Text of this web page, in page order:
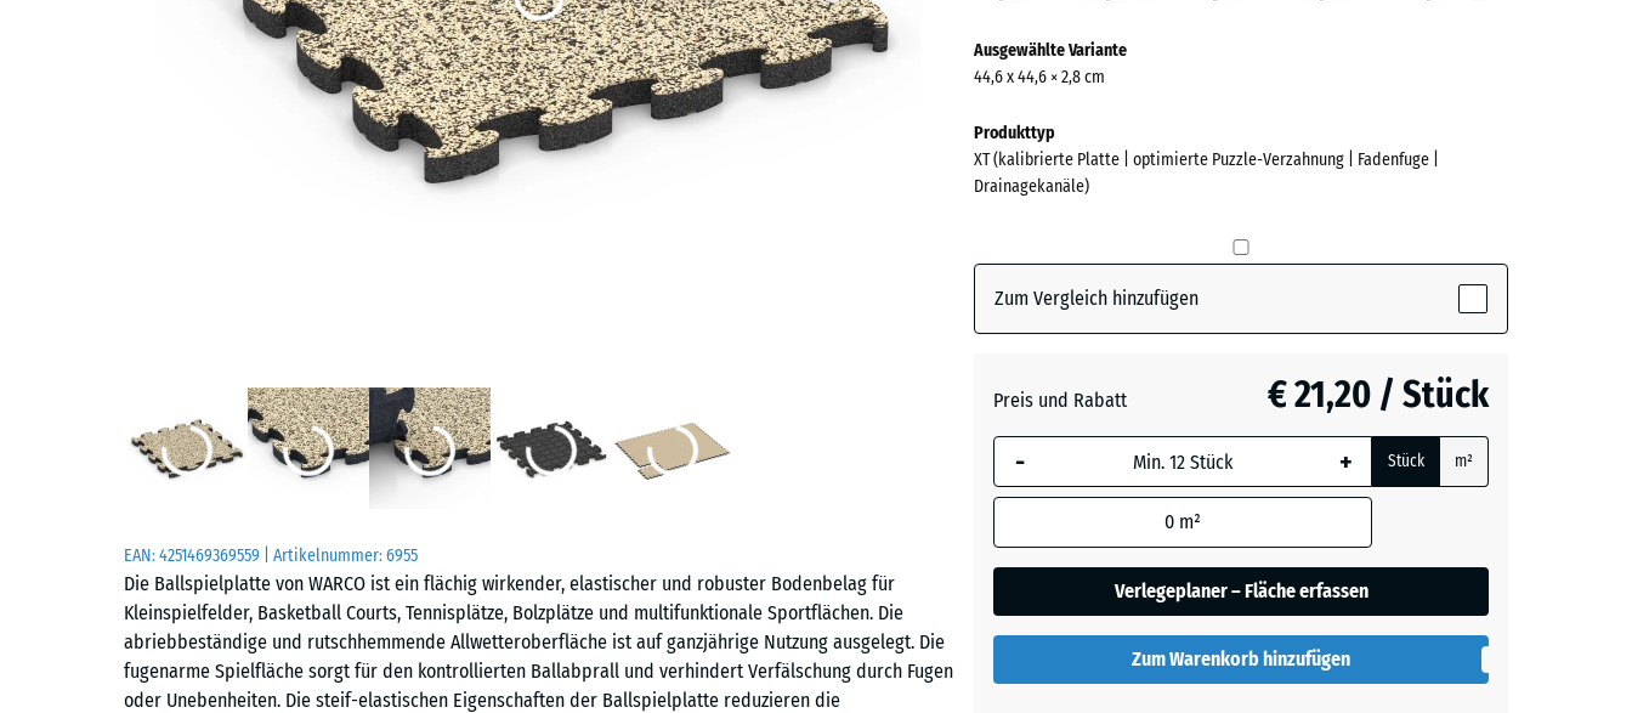
EAN:4251469369559 | Artikelnummer:6955
Die Ballspielplatte von WARCO ist ein flächig wirkender, elastischer und robuster Bodenbelag für
Kleinspielfelder, Basketball Courts, Tennisplätze, Bolzplätze und multifunktionale Sportflächen. Die
abriebbeständige und rutschhemmende Allwetteroberfläche ist auf ganzjährige Nutzung ausgelegt. Die
fugenarme Spielfläche sorgt für den kontrollierten Ballabprall und verhindert Verfälschung durch Fugen
oder Unebenheiten. Die steif-elastischen Eigenschaften der Ballspielplatte reduzieren die
Informationen
zu
Farben?
Farbpalette
(active)
Granit
Englischer
Feuersglut
Ausgewählte Variante
44,6 x 44,6 × 2,8 cm
Produkttyp
XT (kalibrierte Platte | optimierte Puzzle-Verzahnung | Fadenfuge |
Drainagekanäle)
Zum Vergleich hinzufügen
Preis und Rabatt € 21,20 / Stück
- + Stück m²
0 m²
Verlegeplaner – Fläche erfassen
Zum Warenkorb hinzufügen